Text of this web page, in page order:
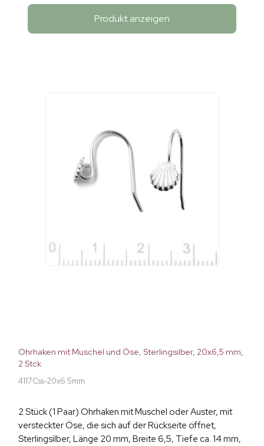
Produkt anzeigen
Ohrhaken mit Muschel und Öse, Sterlingsilber, 20x6,5 mm,
2 Stck
4117Css-20x6.5mm
2 Stück (1 Paar) Ohrhaken mit Muschel oder Auster, mit
versteckter Öse, die sich auf der Rückseite öffnet,
Sterlingsilber, Länge 20 mm, Breite 6,5, Tiefe ca. 14 mm,